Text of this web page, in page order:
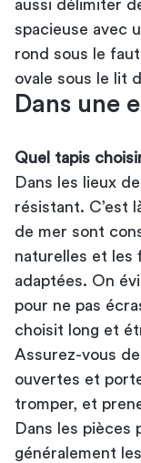
aussi délimiter
spacieuse avec
rond sous le
ovale sous le lit
Dans une
Quel tapis
Dans les lieux
résistant. C’est
de mer sont
naturelles et les
adaptées. On
pour ne pas
choisit long et
Assurez-vous
ouvertes et
tromper, et
Dans les pièces
généralement